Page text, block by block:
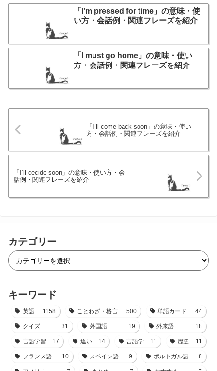
「I’m pressed for time」の意味・使
い方・会話例・関連フレーズを紹介
「I must go home」の意味・使い
方・会話例・関連フレーズを紹介
「I’ll come back soon」の意味・使い
方・会話例・関連フレーズを紹介
「I’ll decide soon」の意味・使い方・会
話例・関連フレーズを紹介
カテゴリー
キーワード
英語 1158 ことわざ・格言 500 単語カード 44
クイズ 31 外国語 19 外来語 18
言語学習 17 違い 14 言語学 11 歴史 11
フランス語 10 スペイン語 9 ポルトガル語 8